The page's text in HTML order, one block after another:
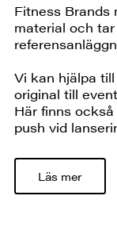
Fitness Brands
material och
Vi kan hjälpa
original till
Här finns
push vid
Läs mer